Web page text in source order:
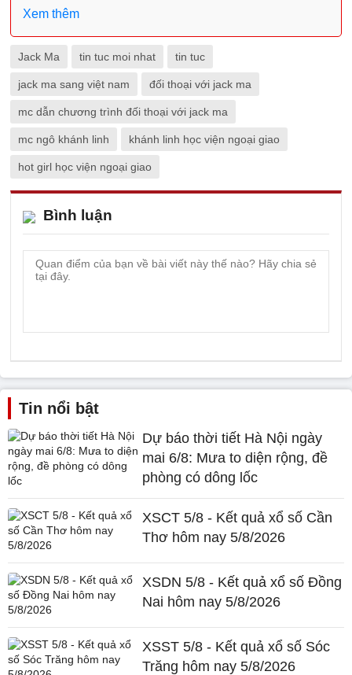
Xem thêm
Jack Ma tin tuc moi nhat tin tuc
jack ma sang việt nam đối thoại với jack ma
mc dẫn chương trình đối thoại với jack ma
mc ngô khánh linh khánh linh học viện ngoại giao
hot girl học viện ngoại giao
Bình luận
Tin nổi bật
Dự báo thời tiết Hà Nội ngày
mai 6/8: Mưa to diện rộng, đề
phòng có dông lốc
XSCT 5/8 - Kết quả xổ số Cần
Thơ hôm nay 5/8/2026
XSDN 5/8 - Kết quả xổ số Đồng
Nai hôm nay 5/8/2026
XSST 5/8 - Kết quả xổ số Sóc
Trăng hôm nay 5/8/2026